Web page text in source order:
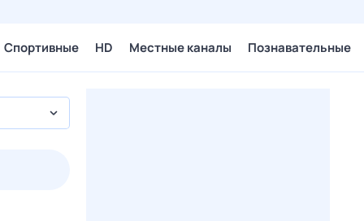
Спортивные HD Местные каналы Познавательные